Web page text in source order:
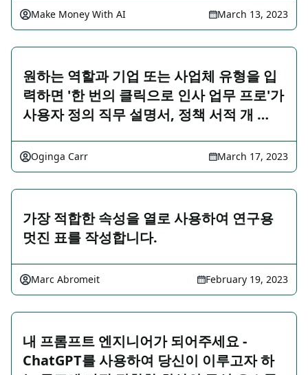
Make Money With AI March 13, 2023
원하는 역할과 기업 또는 사업체 유형을 입
력하면 '한 번의 클릭으로 인사 업무 프로'가
사용자 정의 직무 설명서, 정책 서적 개 …
Oginga Carr March 17, 2023
가장 적합한 속성을 열로 사용하여 연구용
멋진 표를 작성합니다.
Marc Abromeit February 19, 2023
내 프롬프트 엔지니어가 되어주세요 -
ChatGPT를 사용하여 당신이 이루고자 하